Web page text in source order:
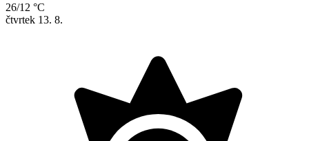
26/12 °C
čtvrtek 13. 8.